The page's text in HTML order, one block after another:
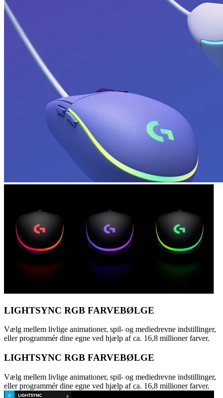
LIGHTSYNC RGB FARVEBØLGE
Vælg mellem livlige animationer, spil- og mediedrevne indstillinger,
eller programmér dine egne ved hjælp af ca. 16,8 millioner farver.
LIGHTSYNC RGB FARVEBØLGE
Vælg mellem livlige animationer, spil- og mediedrevne indstillinger,
eller programmér dine egne ved hjælp af ca. 16,8 millioner farver.